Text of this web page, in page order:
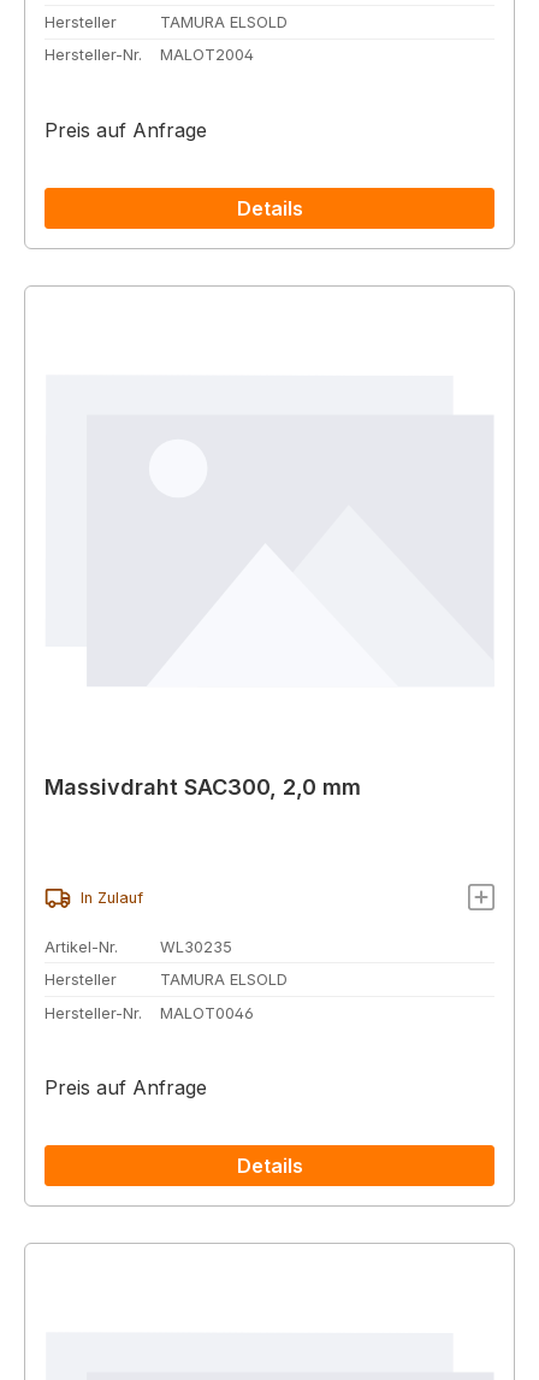
Hersteller
TAMURA ELSOLD
Hersteller-Nr.
MALOT2004
Preis auf Anfrage
Details
Massivdraht SAC300, 2,0 mm
In Zulauf
Artikel-Nr.
WL30235
Hersteller
TAMURA ELSOLD
Hersteller-Nr.
MALOT0046
Preis auf Anfrage
Details